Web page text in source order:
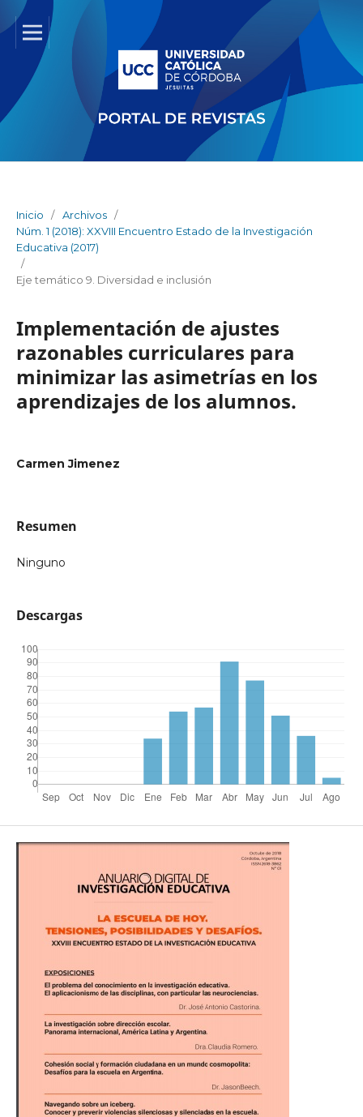
Inicio / Archivos /
Núm. 1 (2018): XXVIII Encuentro Estado de la Investigación
Educativa (2017)
/
Eje temático 9. Diversidad e inclusión
Implementación de ajustes
razonables curriculares para
minimizar las asimetrías en los
aprendizajes de los alumnos.
Carmen Jimenez
Resumen
Ninguno
Descargas